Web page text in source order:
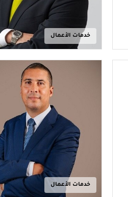
خدمات الأعمال
خدمات الأعمال